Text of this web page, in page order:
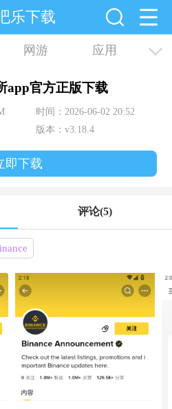
乐下载
网游 应用
app官方正版下载
时间：2026-06-02 20:52
版本：v3.18.4
即下载
评论(5)